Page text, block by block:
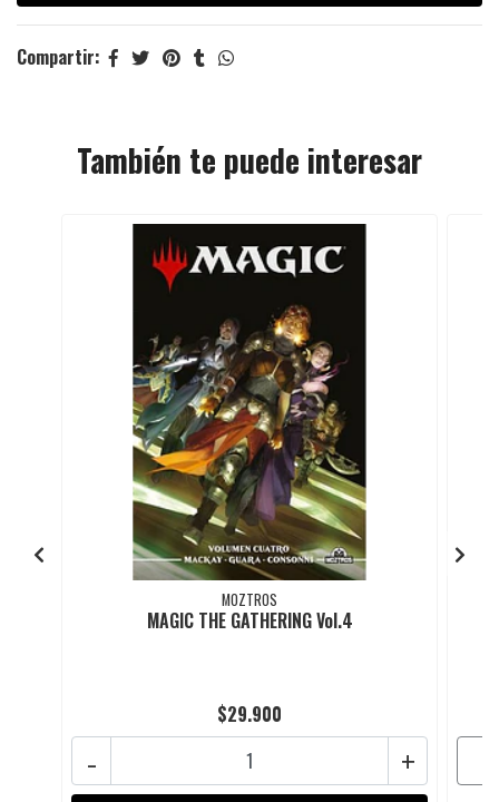
Compartir:
También te puede interesar
MOZTROS
MAGIC THE GATHERING Vol.4
$29.900
+
-